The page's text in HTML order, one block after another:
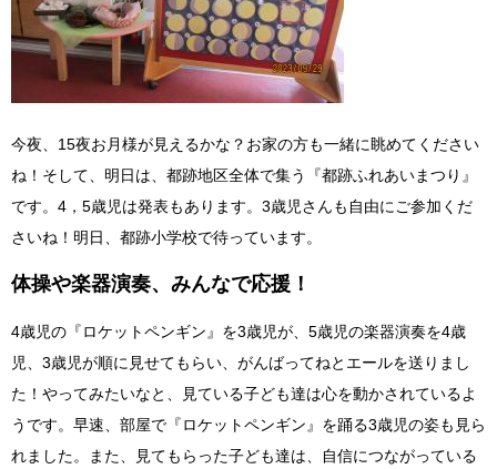
今夜、15夜お月様が見えるかな？お家の方も一緒に眺めてください
ね！そして、明日は、都跡地区全体で集う『都跡ふれあいまつり』
です。4，5歳児は発表もあります。3歳児さんも自由にご参加くだ
さいね！明日、都跡小学校で待っています。
体操や楽器演奏、みんなで応援！
4歳児の『ロケットペンギン』を3歳児が、5歳児の楽器演奏を4歳
児、3歳児が順に見せてもらい、がんばってねとエールを送りまし
た！やってみたいなと、見ている子ども達は心を動かされているよ
うです。早速、部屋で『ロケットペンギン』を踊る3歳児の姿も見ら
れました。また、見てもらった子ども達は、自信につながっている